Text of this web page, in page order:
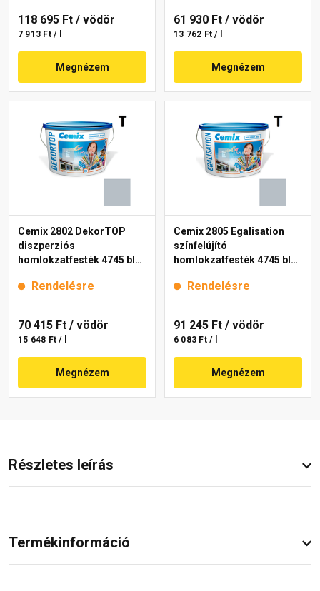
118 695 Ft / vödör
7 913 Ft / l
Megnézem
61 930 Ft / vödör
13 762 Ft / l
Megnézem
Cemix 2802 DekorTOP
diszperziós
homlokzatfesték 4745 blue
Rendelésre
70 415 Ft / vödör
15 648 Ft / l
Megnézem
Cemix 2805 Egalisation
színfelújító
homlokzatfesték 4745 blue
Rendelésre
91 245 Ft / vödör
6 083 Ft / l
Megnézem
Részletes leírás
Termékinformáció